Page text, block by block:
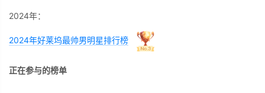
2024年：
2024年好莱坞最帅男明星排行榜
正在参与的榜单